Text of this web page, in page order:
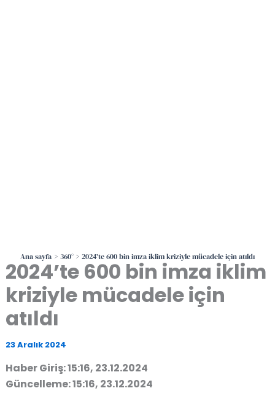
Ana sayfa 360° 2024’te 600 bin imza iklim kriziyle mücadele için atıldı
2024’te 600 bin imza iklim
kriziyle mücadele için
atıldı
23 Aralık 2024
Haber Giriş: 15:16, 23.12.2024
Güncelleme: 15:16, 23.12.2024